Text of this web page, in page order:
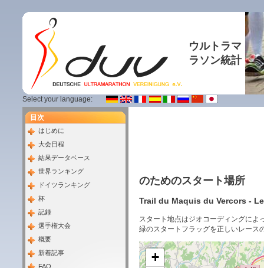
ウルトラマ
ラソン統計
Select your language:
目次
はじめに
大会日程
結果データベース
世界ランキング
ドイツランキング
杯
記録
選手権大会
概要
新着記事
FAQ
のためのスタート場所
Trail du Maquis du Vercors -
スタート地点はジオコーディングに
緑のスタートフラッグを正しいレース
+